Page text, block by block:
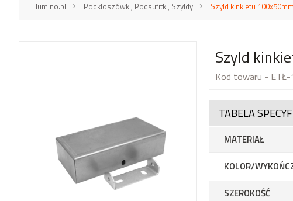
illumino.pl Podkloszówki, Podsufitki, Szyldy Szyld kinkietu
Szyld
Kod towaru -
TABELA
MATERIAŁ
KOLOR/
SZEROKOŚĆ